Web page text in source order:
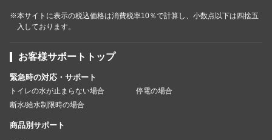
※本サイトに表示の税込価格は消費税率10％で計算し、小数点以下は四捨五
入しております。
お客様サポートトップ
緊急時の対応・サポート
トイレの水が止まらない場合
停電の場合
断水/給水制限時の場合
商品別サポート